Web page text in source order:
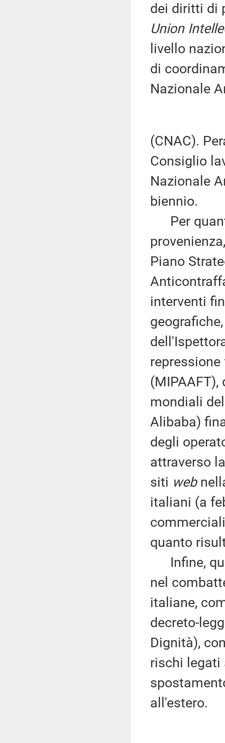
dei diritti di
Union
livello
di
Nazionale
(CNAC).
Consiglio
Nazionale
biennio.
Per
Piano
interventi
mondiali
Alibaba)
degli
attraverso
siti web
italiani (a
quanto
Infine,
nel
italiane,
decreto-
Dignità),
rischi legati
all'estero.